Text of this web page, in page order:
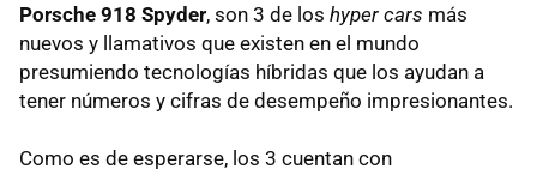
Porsche 918 Spyder, son 3 de los hyper cars más
nuevos y llamativos que existen en el mundo
presumiendo tecnologías híbridas que los ayudan a
tener números y cifras de desempeño impresionantes.
Como es de esperarse, los 3 cuentan con